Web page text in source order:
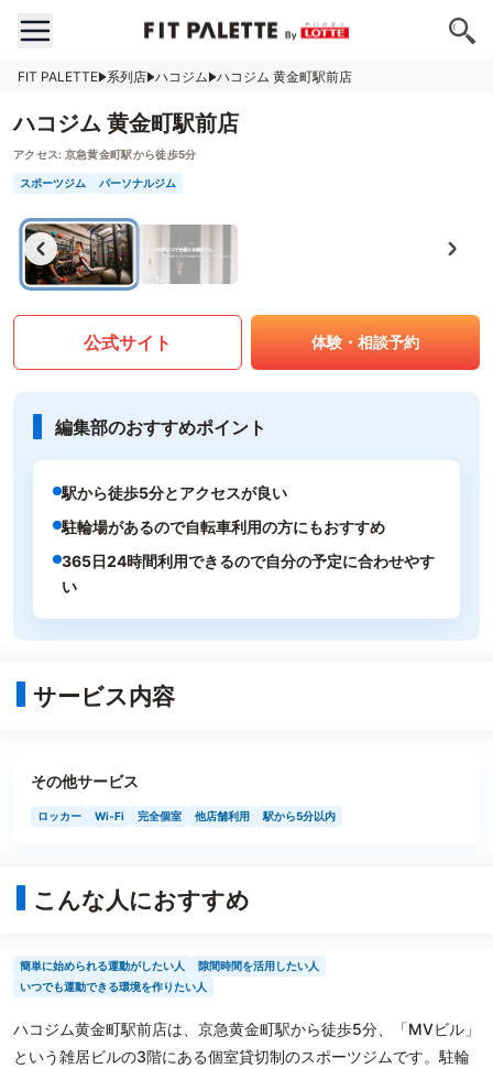
FIT PALETTE 系列店 ハコジム ハコジム 黄金町駅前店
ハコジム 黄金町駅前店
アクセス: 京急黄金町駅から徒歩5分
スポーツジム パーソナルジム
公式サイト 体験・相談予約
編集部のおすすめポイント
駅から徒歩5分とアクセスが良い
駐輪場があるので自転車利用の方にもおすすめ
365日24時間利用できるので自分の予定に合わせやす
い
サービス内容
その他サービス
ロッカー Wi-Fi 完全個室 他店舗利用 駅から5分以内
こんな人におすすめ
簡単に始められる運動がしたい人
隙間時間を活用したい人
いつでも運動できる環境を作りたい人
ハコジム黄金町駅前店は、京急黄金町駅から徒歩5分、「MVビル」
という雑居ビルの3階にある個室貸切制のスポーツジムです。駐輪